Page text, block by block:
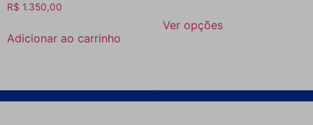
R$ 1.350,00
Adicionar ao carrinho
Ver opções